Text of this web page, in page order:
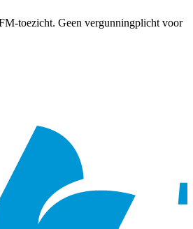
toezicht. Geen vergunningplicht voor